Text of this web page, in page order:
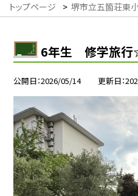
トップページ > 堺市立五箇荘東
6年生 修学旅
公開日 2026/05/14 更新日